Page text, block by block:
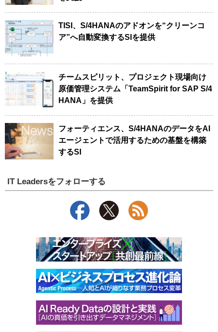
TISI、S/4HANAのアドオンを“クリーンコ
ア”へ自動変換するSIを提供
チームスピリット、プロジェクト現場向け
原価管理システム「TeamSpirit for SAP S/4
HANA」を提供
フォーティエンス、S/4HANAのデータをAI
エージェントで活用するための基盤を構築
するSI
IT Leadersをフォローする